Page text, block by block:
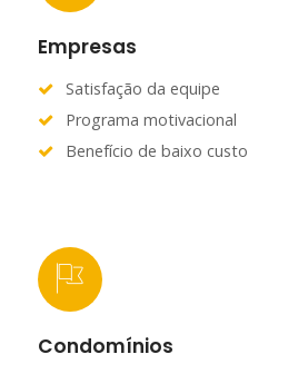
Empresas
Satisfação da equipe
Programa motivacional
Benefício de baixo custo
Condomínios